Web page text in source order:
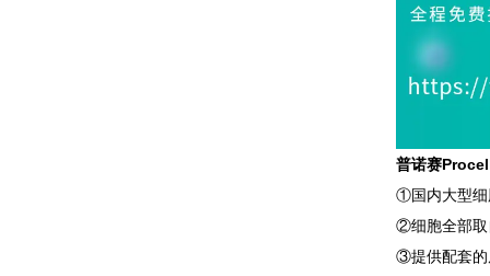
普诺赛
①国内大型细
②细胞全部取
③提供配套的